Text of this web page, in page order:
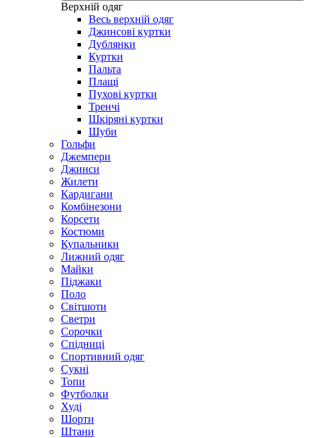
Верхній одяг
Весь верхній одяг
Джинсові куртки
Дублянки
Куртки
Пальта
Плащі
Пухові куртки
Тренчі
Шкіряні куртки
Шуби
Гольфи
Джемпери
Джинси
Жилети
Кардигани
Комбінезони
Корсети
Костюми
Купальники
Лижний одяг
Майки
Піджаки
Поло
Світшоти
Светри
Сорочки
Спідниці
Спортивний одяг
Сукні
Топи
Футболки
Худі
Шорти
Штани